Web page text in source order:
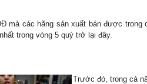
mà các hãng sản xuất bán được
trong vòng 5 quý trở lại đây.
Trước đó, trong cả